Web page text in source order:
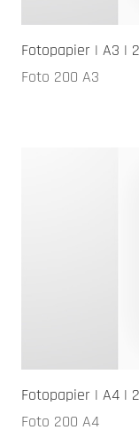
Fotopapier | A3 |
Foto 200 A3
Fotopapier | A4 |
Foto 200 A4